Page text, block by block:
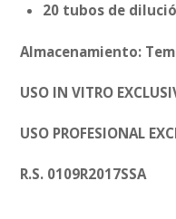
20 tubosde
Almacenamiento:
USO IN VITRO
USO PROFESIONAL
R.S. 0109R2017SSA